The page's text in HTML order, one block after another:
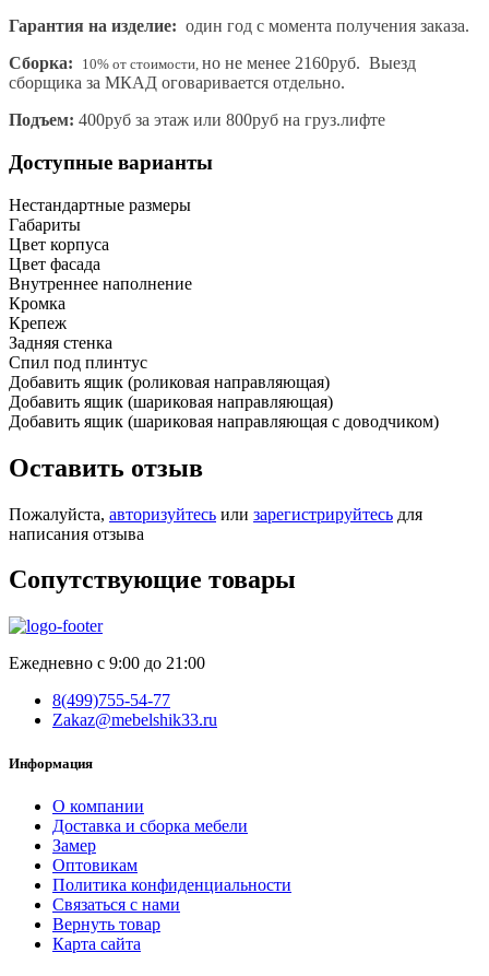
Гарантия на изделие: один год с момента получения заказа.
Сборка:
10% от стоимости, но не менее 2160руб. Выезд
сборщика за МКАД оговаривается отдельно.
Подъем: 400руб за этаж или 800руб на груз.лифте
Доступные варианты
Нестандартные размеры
Габариты
Цвет корпуса
Цвет фасада
Внутреннее наполнение
Кромка
Крепеж
Задняя стенка
Спил под плинтус
Добавить ящик (роликовая направляющая)
Добавить ящик (шариковая направляющая)
Добавить ящик (шариковая направляющая с доводчиком)
Оставить отзыв
Пожалуйста, авторизуйтесь или зарегистрируйтесь для
написания отзыва
Сопутствующие товары
Ежедневно с 9:00 до 21:00
8(499)755-54-77
Zakaz@mebelshik33.ru
Информация
О компании
Доставка и сборка мебели
Замер
Оптовикам
Политика конфиденциальности
Связаться с нами
Вернуть товар
Карта сайта